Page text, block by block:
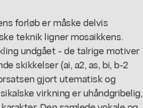
forløb er måske delvis
teknik ligner mosaikkens.
undgået - de talrige motiver
skikkelser (ai, a2, as, bi, b-2
gjort utematisk og
virkning er uhåndgribelig,